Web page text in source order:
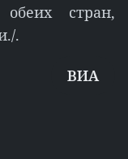
стран,
.
ВИА